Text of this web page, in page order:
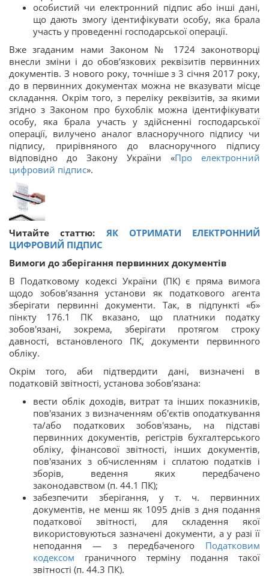
особистий чи електронний підпис або інші дані,
що дають змогу ідентифікувати особу, яка брала
участь у проведенні господарської операції.
Вже згаданим нами Законом № 1724 законотворці
внесли зміни і до обов’язкових реквізитів первинних
документів. З нового року, точніше з 3 січня 2017 року,
до в первинних документах можна не вказувати місце
складання. Окрім того, з переліку реквізитів, за якими
згідно з Законом про бухоблік можна ідентифікувати
особу, яка брала участь у здійсненні господарської
операції, вилучено аналог власноручного підпису чи
підпису, прирівняного до власноручного підпису
відповідно до Закону України «Про електронний
цифровий підпис».
Читайте статтю: ЯК ОТРИМАТИ ЕЛЕКТРОННИЙ
ЦИФРОВИЙ ПІДПИС
Вимоги до зберігання первинних документів
В Податковому кодексі України (ПК) є пряма вимога
щодо зобов’язання установи як податкового агента
зберігати первинні документи. Так, в підпункті «б»
пінкту 176.1 ПК вказано, що платники податку
зобов'язані, зокрема, зберігати протягом строку
давності, встановленого ПК, документи первинного
обліку.
Окрім того, аби підтвердити дані, визначені в
податковій звітності, установа зобов’язана:
вести облік доходів, витрат та інших показників,
пов'язаних з визначенням об'єктів оподаткування
та/або податкових зобов'язань, на підставі
первинних документів, регістрів бухгалтерського
обліку, фінансової звітності, інших документів,
пов'язаних з обчисленням і сплатою податків і
зборів, ведення яких передбачено
законодавством (п. 44.1 ПК);
забезпечити зберігання, у т. ч. первинних
документів, не менш як 1095 днів з дня подання
податкової звітності, для складення якої
використовуються зазначені документи, а у разі її
неподання — з передбаченого Податковим
кодексом граничного терміну подання такої
звітності (п. 44.3 ПК).